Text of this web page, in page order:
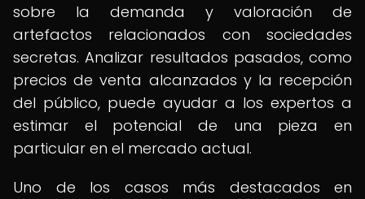
sobre la demanda y valoración de
artefactos relacionados con sociedades
secretas. Analizar resultados pasados, como
precios de venta alcanzados y la recepción
del público, puede ayudar a los expertos a
estimar el potencial de una pieza en
particular en el mercado actual.
Uno de los casos más destacados en